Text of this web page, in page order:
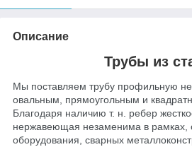
Описание
Трубы из
Мы поставляем трубу профильную
овальным, прямоугольным и
Благодаря наличию т. н. ребер
нержавеющая незаменима в рамках,
оборудования, сварных